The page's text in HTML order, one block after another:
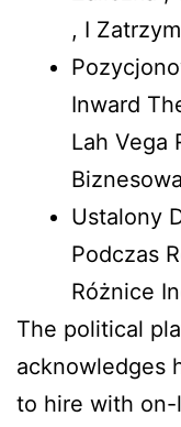
, I
Inward
Lah Vega
Ustalony
Podczas
Różnice
The political
acknowledges
to hire with